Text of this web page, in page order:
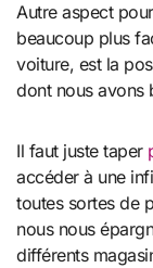
Autre aspect
beaucoup plus
voiture, est la
dont nous avons
Il faut juste taper
accéder à une
toutes sortes de
nous nous
différents